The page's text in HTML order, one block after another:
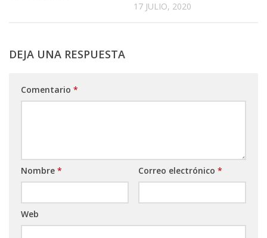
17 JULIO, 2020
DEJA UNA RESPUESTA
Comentario *
Nombre * Correo electrónico *
Web